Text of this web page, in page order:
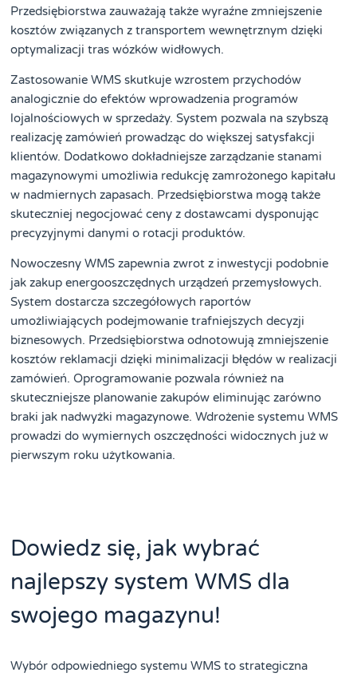
Przedsiębiorstwa zauważają także wyraźne zmniejszenie
kosztów związanych z transportem wewnętrznym dzięki
optymalizacji tras wózków widłowych.
Zastosowanie WMS skutkuje wzrostem przychodów
analogicznie do efektów wprowadzenia programów
lojalnościowych w sprzedaży. System pozwala na szybszą
realizację zamówień prowadząc do większej satysfakcji
klientów. Dodatkowo dokładniejsze zarządzanie stanami
magazynowymi umożliwia redukcję zamrożonego kapitału
w nadmiernych zapasach. Przedsiębiorstwa mogą także
skuteczniej negocjować ceny z dostawcami dysponując
precyzyjnymi danymi o rotacji produktów.
Nowoczesny WMS zapewnia zwrot z inwestycji podobnie
jak zakup energooszczędnych urządzeń przemysłowych.
System dostarcza szczegółowych raportów
umożliwiających podejmowanie trafniejszych decyzji
biznesowych. Przedsiębiorstwa odnotowują zmniejszenie
kosztów reklamacji dzięki minimalizacji błędów w realizacji
zamówień. Oprogramowanie pozwala również na
skuteczniejsze planowanie zakupów eliminując zarówno
braki jak nadwyżki magazynowe. Wdrożenie systemu WMS
prowadzi do wymiernych oszczędności widocznych już w
pierwszym roku użytkowania.
Dowiedz się, jak wybrać
najlepszy system WMS dla
swojego magazynu!
Wybór odpowiedniego systemu WMS to strategiczna